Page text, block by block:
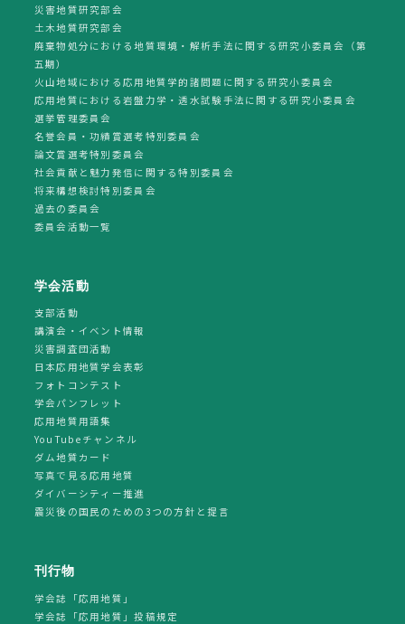
災害地質研究部会
土木地質研究部会
廃棄物処分における地質環境・解析手法に関する研究小委員会（第
五期）
火山地域における応用地質学的諸問題に関する研究小委員会
応用地質における岩盤力学・透水試験手法に関する研究小委員会
選挙管理委員会
名誉会員・功績賞選考特別委員会
論文賞選考特別委員会
社会貢献と魅力発信に関する特別委員会
将来構想検討特別委員会
過去の委員会
委員会活動一覧
学会活動
支部活動
講演会・イベント情報
災害調査団活動
日本応用地質学会表彰
フォトコンテスト
学会パンフレット
応用地質用語集
YouTubeチャンネル
ダム地質カード
写真で見る応用地質
ダイバーシティー推進
震災後の国民のための3つの方針と提言
刊行物
学会誌「応用地質」
学会誌「応用地質」投稿規定